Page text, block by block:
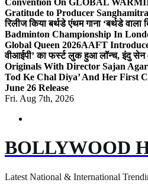
Convention On GLOBAL
Gratitude to Producer
रिलीज किया बर्थडे एंथम गाना ‘बर्थडे वाला
Badminton Championship In
Global Queen 2026AAFT
वीआईपी’ का फर्स्ट लुक हुआ लॉन्च, इंदु
Originals With Director Sajan
Tod Ke Chal Diya’ And Her First
June 26 Release
Fri. Aug 7th, 2026
BOLLYWOOD
Latest National & International